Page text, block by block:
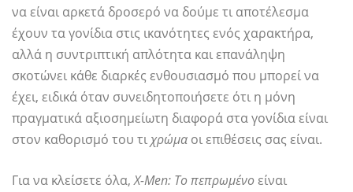
να είναι αρκετά δροσερό να δούμε τι αποτέλεσμα
έχουν τα γονίδια στις ικανότητες ενός χαρακτήρα,
αλλά η συντριπτική απλότητα και επανάληψη
σκοτώνει κάθε διαρκές ενθουσιασμό που μπορεί να
έχει, ειδικά όταν συνειδητοποιήσετε ότι η μόνη
πραγματικά αξιοσημείωτη διαφορά στα γονίδια είναι
στον καθορισμό του τι χρώμα οι επιθέσεις σας είναι.
Για να κλείσετε όλα,X-Men: Το πεπρωμένοείναι